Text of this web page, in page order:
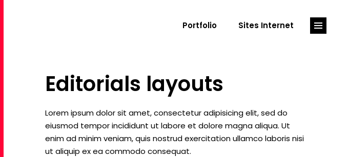
Portfolio Sites Internet
Editorials layouts
Lorem ipsum dolor sit amet, consectetur adipisicing elit, sed do
eiusmod tempor incididunt ut labore et dolore magna aliqua. Ut
enim ad minim veniam, quis nostrud exercitation ullamco laboris nisi
ut aliquip ex ea commodo consequat.